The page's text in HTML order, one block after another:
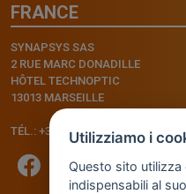
FRANCE
SYNAPSYS SAS
2 RUE MARC DONADILLE
HÔTEL TECHNOPTIC
13013 MARSEILLE
TÉL.: +33.4.91.11.75.75
Utilizziamo i
Questo sito utilizza
indispensabili al